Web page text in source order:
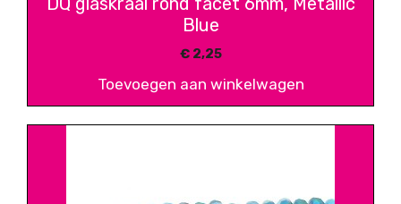
Blue
€2,25
Toevoegen aan winkelwagen